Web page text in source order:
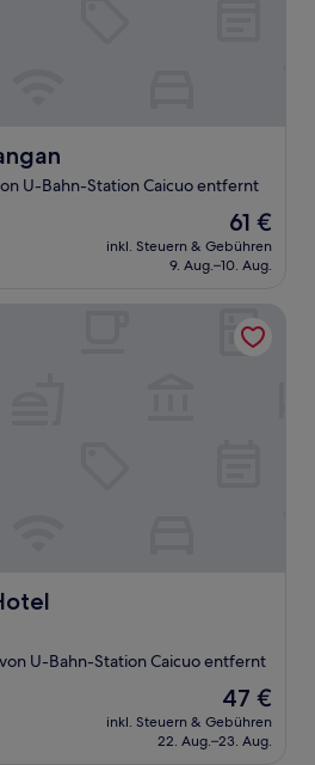
U-Bahn-Station Caicuo entfernt
Der
Preis
beträgt
61 €
inkl. Steuern & Gebühren
9. Aug.–10. Aug.
U-Bahn-Station Caicuo entfernt
Der
Preis
beträgt
47 €
inkl. Steuern & Gebühren
22. Aug.–23. Aug.